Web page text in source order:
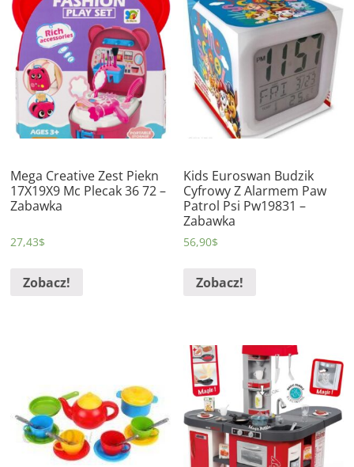
Mega Creative Zest Piekn
17X19X9 Mc Plecak 36 72 –
Zabawka
27,43$
Zobacz!
Kids Euroswan Budzik
Cyfrowy Z Alarmem Paw
Patrol Psi Pw19831 –
Zabawka
56,90$
Zobacz!